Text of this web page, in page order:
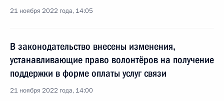
21 ноября 2022 года, 14:05
В законодательство внесены изменения,
устанавливающие право волонтёров на получение
поддержки в форме оплаты услуг связи
21 ноября 2022 года, 14:00